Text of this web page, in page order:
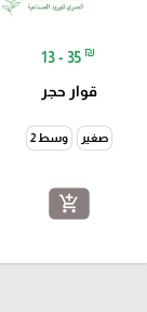
13 - 35 ₪
قوار حجر
صغير وسط 2
add_shopping_cart